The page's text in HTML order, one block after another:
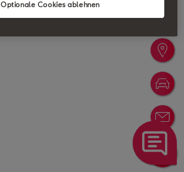
Optionale Cookies ablehnen